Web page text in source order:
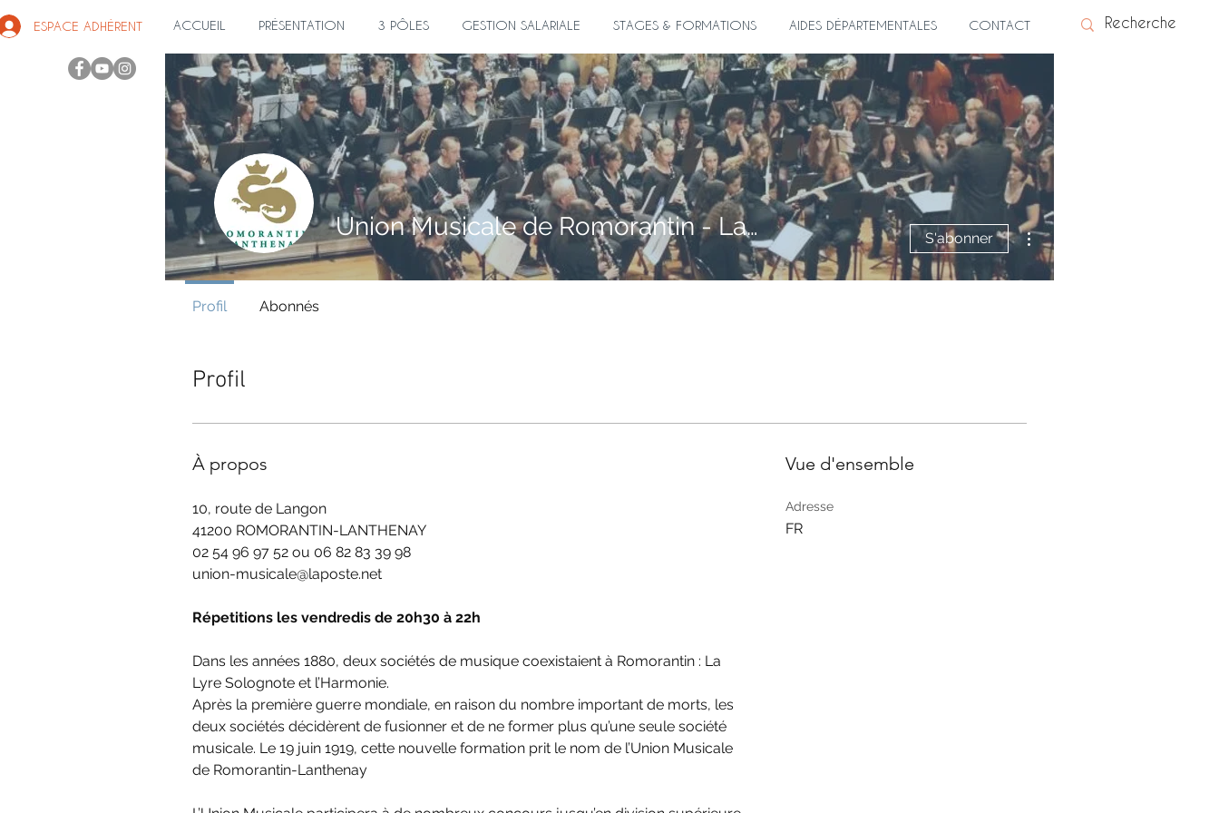
ESPACE ADHÉRENT ACCUEIL PRÉSENTATION 3 PÔLES GESTION SALARIALE STAGES & FORMATIONS AIDES DÉPARTEMENTALES CONTACT
Profil
À propos
10, route de Langon
41200 ROMORANTIN-LANTHENAY
02 54 96 97 52 ou 06 82 83 39 98
union-musicale@laposte.net
Répetitions les vendredis de 20h30 à 22h
Dans les années 1880, deux sociétés de musique coexistaient à Romorantin : La
Lyre Solognote et l’Harmonie.
Après la première guerre mondiale, en raison du nombre important de morts, les
deux sociétés décidèrent de fusionner et de ne former plus qu’une seule société
musicale. Le 19 juin 1919, cette nouvelle formation prit le nom de l’Union Musicale
de Romorantin-Lanthenay
Vue d'ensemble
Adresse
FR
Union Musicale de Romorantin - Lanthenay S'abonner
Plus d'actions
Profil Abonnés